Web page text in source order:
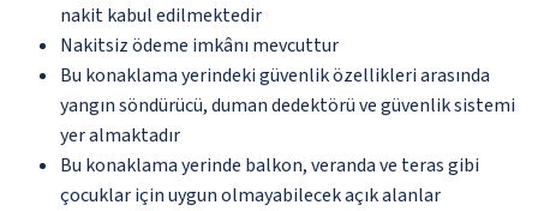
nakit kabul edilmektedir
Nakitsiz ödeme imkânı mevcuttur
Bu konaklama yerindeki güvenlik özellikleri arasında
yangın söndürücü, duman dedektörü ve güvenlik sistemi
yer almaktadır
Bu konaklama yerinde balkon, veranda ve teras gibi
çocuklar için uygun olmayabilecek açık alanlar